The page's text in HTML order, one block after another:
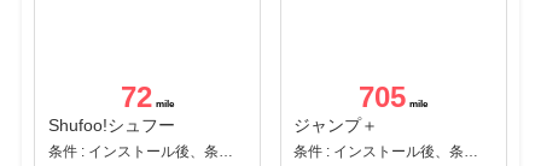
72
Shufoo!シュフー
条件 : インストール後、条件達成
705
ジャンプ＋
条件 : インストール後、条件達成